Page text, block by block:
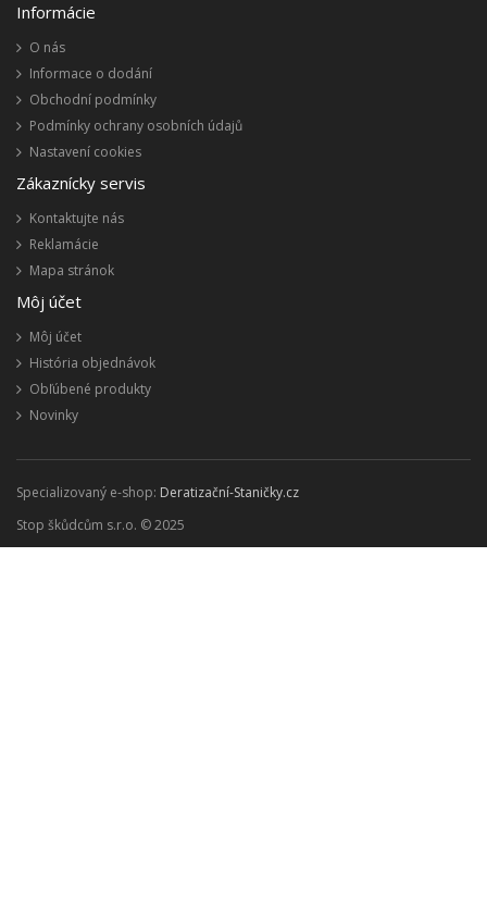
Informácie
O nás
Informace o dodání
Obchodní podmínky
Podmínky ochrany osobních údajů
Nastavení cookies
Zákaznícky servis
Kontaktujte nás
Reklamácie
Mapa stránok
Môj účet
Môj účet
História objednávok
Obľúbené produkty
Novinky
Specializovaný e-shop: Deratizační-Staničky.cz
Stop škůdcům s.r.o. © 2025